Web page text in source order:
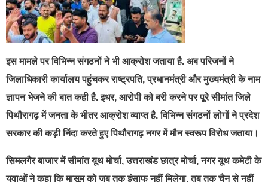
इस मामले पर विभिन्न संगठनों ने भी आक्रोश जताया है. अब परिजनों ने
जिलाधिकारी कार्यालय पहुंचकर राष्ट्रपति, प्रधानमंत्री और मुख्यमंत्री के नाम
ज्ञापन भेजने की बात कही है. इधर, आरोपी को बरी करने पर पूरे सीमांत जिले
पिथौरागढ़ में जनता के भीतर आक्रोश व्याप्त है. विभिन्न संगठनों लोगों ने प्रदेश
सरकार की कड़ी निंदा करते हुए पिथौरागढ़ नगर में मौन स्वरूप विरोध जताया।
सिमलगैर बाजार में सीमांत यूथ मोर्चा, उत्तराखंड छात्र मोर्चा, नगर यूथ कमेटी के
युवाओं ने कहा कि मासूम को जब तक इंसाफ नहीं मिलेगा, तब तक चैन से नहीं